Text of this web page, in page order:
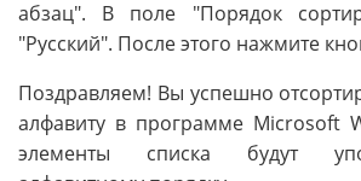
абзац". В поле "Порядок
"Русский". После этого нажмите
Поздравляем! Вы успешно
алфавиту в программе Microsoft
элементы списка будут